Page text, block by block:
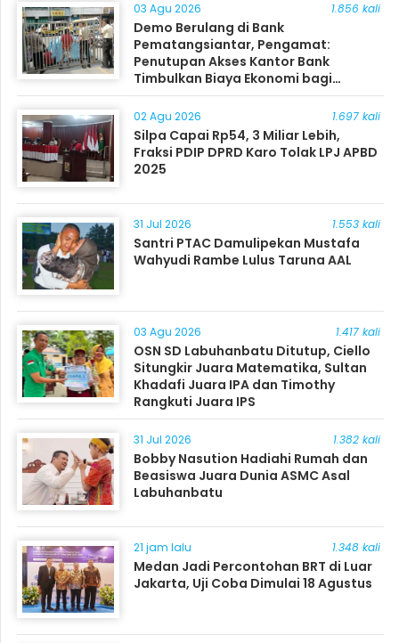
03 Agu 2026 1.856 kali
Demo Berulang di Bank
Pematangsiantar, Pengamat:
Penutupan Akses Kantor Bank
Timbulkan Biaya Ekonomi bagi
Masyarakat
02 Agu 2026 1.697 kali
Silpa Capai Rp54, 3 Miliar Lebih,
Fraksi PDIP DPRD Karo Tolak LPJ APBD
2025
31 Jul 2026 1.553 kali
Santri PTAC Damulipekan Mustafa
Wahyudi Rambe Lulus Taruna AAL
03 Agu 2026 1.417 kali
OSN SD Labuhanbatu Ditutup, Ciello
Situngkir Juara Matematika, Sultan
Khadafi Juara IPA dan Timothy
Rangkuti Juara IPS
31 Jul 2026 1.382 kali
Bobby Nasution Hadiahi Rumah dan
Beasiswa Juara Dunia ASMC Asal
Labuhanbatu
21 jam lalu 1.348 kali
Medan Jadi Percontohan BRT di Luar
Jakarta, Uji Coba Dimulai 18 Agustus